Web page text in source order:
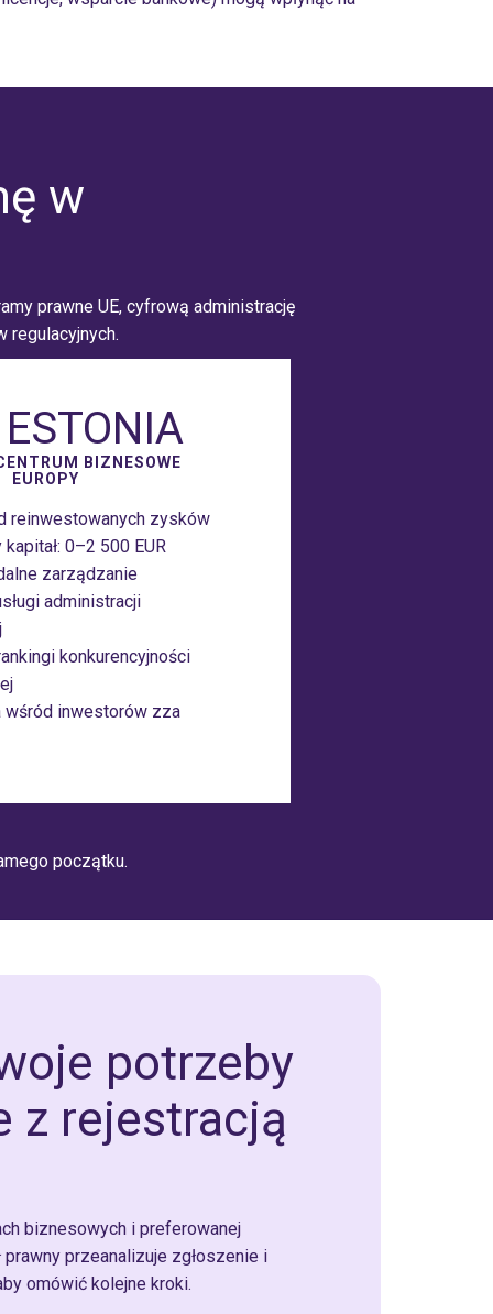
w
prawne UE, cyfrową administrację
regulacyjnych.
BIZNESOWE
EUROPY
reinwestowanych zysków
0–2 500 EUR
zarządzanie
administracji
konkurencyjności
wśród inwestorów zza
początku.
potrzeby
z rejestracją
biznesowych i preferowanej
przeanalizuje zgłoszenie i
omówić kolejne kroki.